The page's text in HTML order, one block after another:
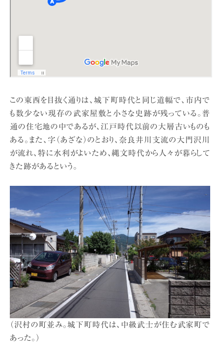
この東西を目抜く通りは、城下町時代と同じ道幅で、市内で
も数少ない現存の武家屋敷と小さな史跡が残っている。普
通の住宅地の中であるが、江戸時代以前の大層古いものも
ある。また、字（あざな）のとおり、奈良井川支流の大門沢川
が流れ、特に水利がよいため、縄文時代から人々が暮らして
きた跡があるという。
（沢村の町並み。城下町時代は、中級武士が住む武家町で
あった。）